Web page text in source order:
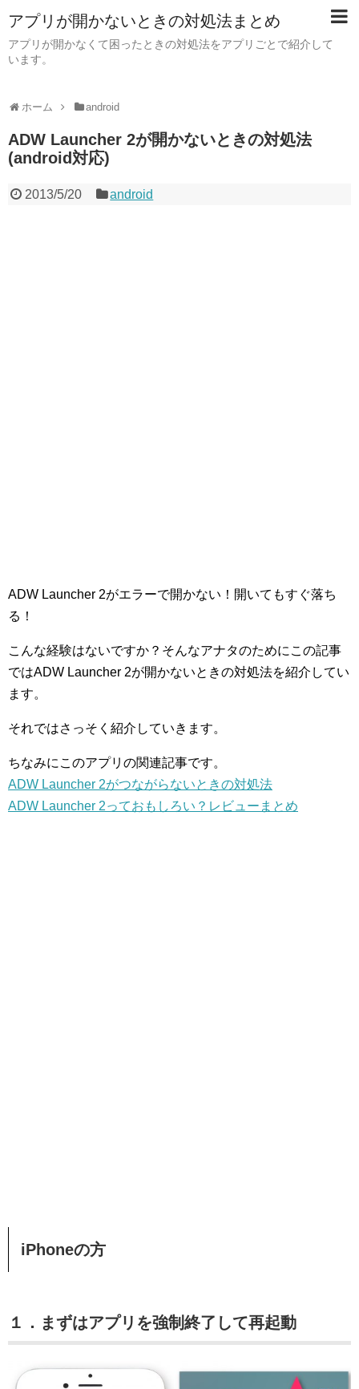
アプリが開かないときの対処法まとめ
アプリが開かなくて困ったときの対処法をアプリごとで紹介して
います。
ホーム android
ADW Launcher 2が開かないときの対処法
(android対応)
2013/5/20 android
ADW Launcher 2がエラーで開かない！開いてもすぐ落ち
る！
こんな経験はないですか？そんなアナタのためにこの記事
ではADW Launcher 2が開かないときの対処法を紹介してい
ます。
それではさっそく紹介していきます。
ちなみにこのアプリの関連記事です。
ADW Launcher 2がつながらないときの対処法
ADW Launcher 2っておもしろい？レビューまとめ
iPhoneの方
１．まずはアプリを強制終了して再起動